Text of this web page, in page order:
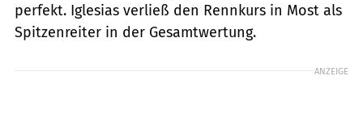
perfekt. Iglesias verließ den Rennkurs in Most als
Spitzenreiter in der Gesamtwertung.
ANZEIGE